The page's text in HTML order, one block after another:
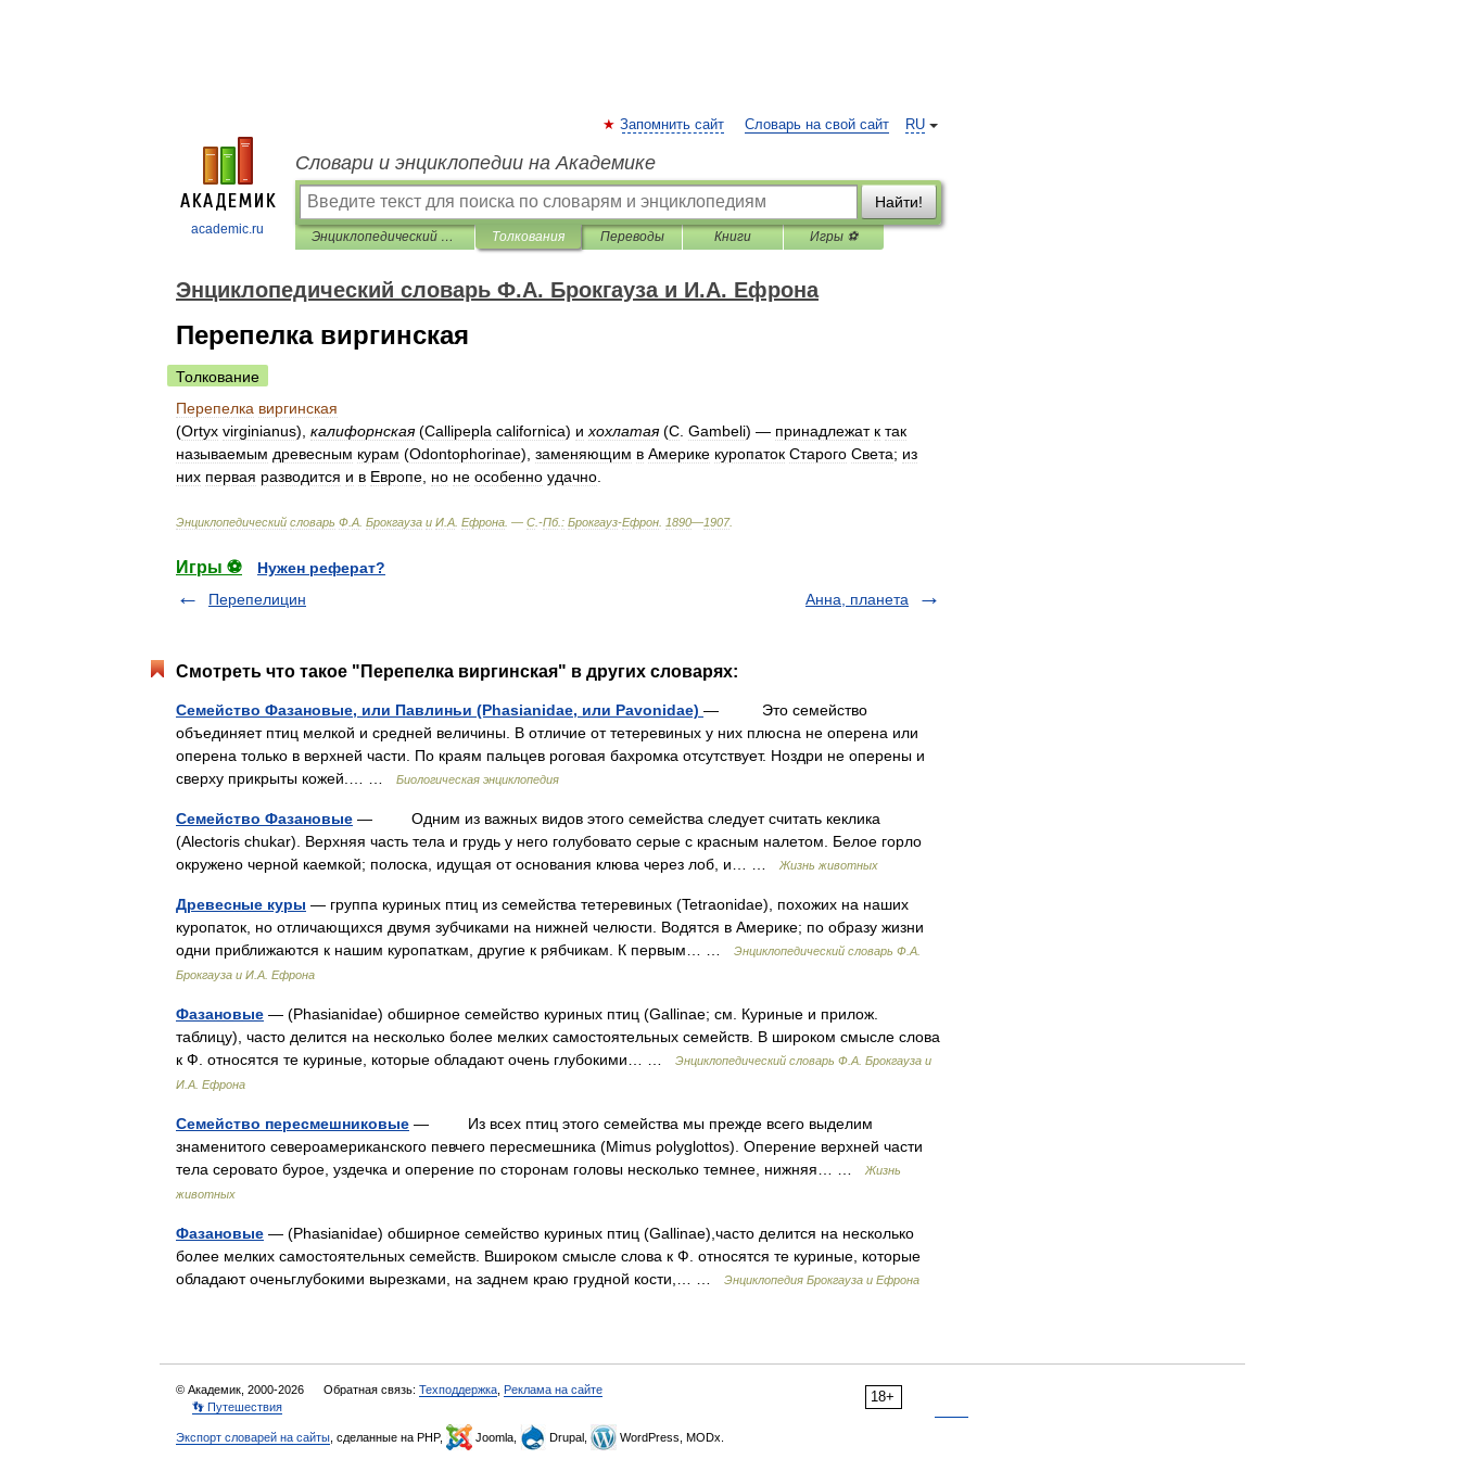
academic.ru
RU
Запомнить сайт Словарь на свой сайт
Словари и энциклопедии на Академике
Найти!
Энциклопедический словарь Ф.А. Брокгауза и И.А. Ефрона Толкования Переводы Книги Игры ⚽
Энциклопедический словарь Ф.А. Брокгауза и И.А. Ефрона
Перепелка виргинская
Толкование
Перепелка виргинская
(Ortyx virginianus), калифорнская(Callipepla californica) и хохлатая(С Gambeli) — принадлежат к так
называемым древесным курам (Odontophorinae), заменяющим в Америке куропаток Старого Света; из
них первая разводится и в Европе но не особенно удачно
Энциклопедический словарь Ф А Брокгауза и И А Ефрона . — С .-Пб. : Брокгауз-Ефрон 1890—1907.
Игры ⚽
Нужен реферат?
Перепелицин
Анна, планета
Смотреть что такое "Перепелка виргинская" в других словарях:
Семейство Фазановые, или Павлиньи (Phasianidae, или Pavonidae) — Это семейство
объединяет птиц мелкой и средней величины. В отличие от тетеревиных у них плюсна не оперена или
оперена только в верхней части. По краям пальцев роговая бахромка отсутствует. Ноздри не оперены и
сверху прикрыты кожей.… …
Биологическая энциклопедия
Семейство Фазановые — Одним из важных видов этого семейства следует считать кеклика
(Alectoris chukar). Верхняя часть тела и грудь у него голубовато серые с красным налетом. Белое горло
окружено черной каемкой; полоска, идущая от основания клюва через лоб, и… …
Жизнь животных
Древесные куры — группа куриных птиц из семейства тетеревиных (Tetraonidae), похожих на наших
куропаток, но отличающихся двумя зубчиками на нижней челюсти. Водятся в Америке; по образу жизни
одни приближаются к нашим куропаткам, другие к рябчикам. К первым… …
Энциклопедический словарь Ф.А.
Брокгауза и И.А. Ефрона
Фазановые — (Phasianidae) обширное семейство куриных птиц (Gallinae; см. Куриные и прилож.
таблицу), часто делится на несколько более мелких самостоятельных семейств. В широком смысле слова
к Ф. относятся те куриные, которые обладают очень глубокими… …
Энциклопедический словарь Ф.А. Брокгауза и
И.А. Ефрона
Семейство пересмешниковые — Из всех птиц этого семейства мы прежде всего выделим
знаменитого североамериканского певчего пересмешника (Mimus polyglottos). Оперение верхней части
тела серовато бурое, уздечка и оперение по сторонам головы несколько темнее, нижняя… …
Жизнь
животных
Фазановые — (Phasianidae) обширное семейство куриных птиц (Gallinae),часто делится на несколько
более мелких самостоятельных семейств. Вшироком смысле слова к Ф. относятся те куриные, которые
обладают оченьглубокими вырезками, на заднем краю грудной кости,… …
Энциклопедия Брокгауза и Ефрона
18+
© Академик, 2000-2026 Обратная связь: Техподдержка Реклама на сайте
👣 Путешествия
Экспорт словарей на сайты , сделанные на PHP, Joomla, Drupal, WordPress, MODx.